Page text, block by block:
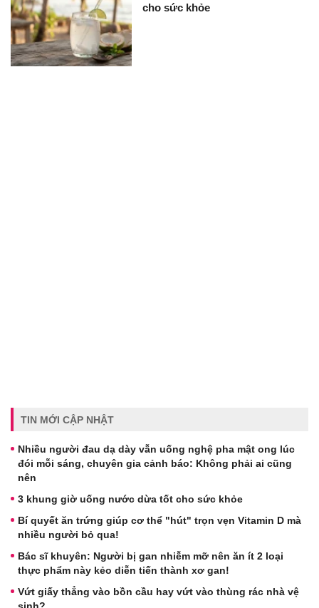
cho sức khỏe
TIN MỚI CẬP NHẬT
Nhiều người đau dạ dày vẫn uống nghệ pha mật ong lúc
đói mỗi sáng, chuyên gia cảnh báo: Không phải ai cũng
nên
3 khung giờ uống nước dừa tốt cho sức khỏe
Bí quyết ăn trứng giúp cơ thể "hút" trọn vẹn Vitamin D mà
nhiều người bỏ qua!
Bác sĩ khuyên: Người bị gan nhiễm mỡ nên ăn ít 2 loại
thực phẩm này kẻo diễn tiến thành xơ gan!
Vứt giấy thẳng vào bồn cầu hay vứt vào thùng rác nhà vệ
sinh?